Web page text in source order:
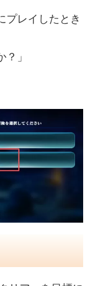
プレイしたとき
」